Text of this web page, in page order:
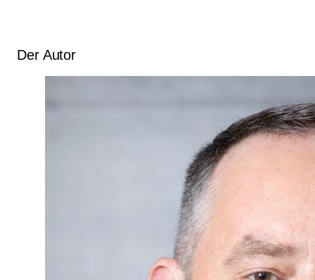
Der Autor